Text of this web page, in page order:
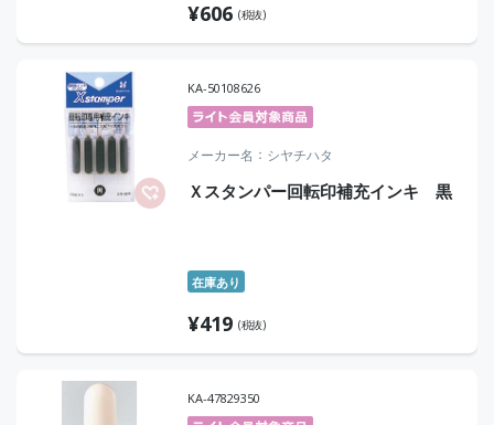
¥606 (税抜)
KA-50108626
メーカー名 シヤチハタ
Ｘスタンパー回転印補充インキ 黒
在庫あり
¥419 (税抜)
KA-47829350